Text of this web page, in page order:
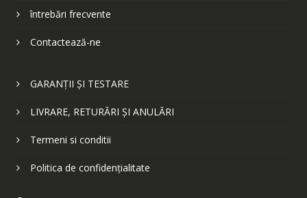
întrebări frecvente
Contactează-ne
GARANȚII ȘI TESTARE
LIVRARE, RETURĂRI ȘI ANULĂRI
Termeni si conditii
Politica de confidențialitate